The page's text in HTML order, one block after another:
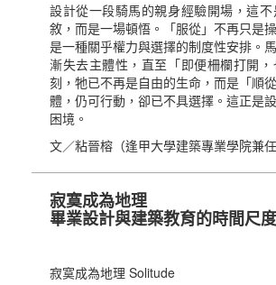
設計從一段騎馬的親身經驗開場，這
敘，而是一場頓悟。「服從」不再只是
是一種關乎權力與選擇的制度性安排。
漸失去主體性，直至「即便柵欄打開
刻，牠已不再是自由的生命，而是「順
體，仍可行動，卻已不具選擇。這正是
困境。
文／粘晉榕（逢甲大學建築專業學院兼任
寂寞成為地理
畢業設計與建築教育的時間尺度
寂寞成為地理 Solitude